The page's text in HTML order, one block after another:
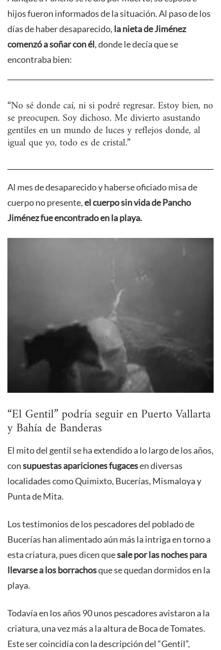
hijos fueron informados de la situación. Al paso de los
días de haber desaparecido, la nieta de Jiménez
comenzó a soñar con él, donde le decía que se
encontraba bien:
“No sé donde caí, ni si podré regresar. Estoy bien, no
se preocupen. Soy dichoso. Me divierto asustando
gentiles en un mundo de luces y reflejos donde, al
igual que yo, todo es de cristal.”
Al mes de desaparecido y haberse oficiado misa de
cuerpo no presente,el cuerpo sin vida de Pancho
Jiménez fue encontrado en la playa.
“El Gentil” podría seguir en Puerto Vallarta
y Bahía de Banderas
El mito del gentil se ha extendido a lo largo de los años,
consupuestas apariciones fugacesen diversas
localidades como Quimixto, Bucerías, Mismaloya y
Punta de Mita.
Los testimonios de los pescadores del poblado de
Bucerías han alimentado aún más la intriga en torno a
esta criatura, pues dicen quesale por las noches para
llevarse a los borrachosque se quedan dormidos en la
playa.
Todavía en los años 90 unos pescadores avistaron a la
criatura, una vez más a la altura de Boca de Tomates.
Este ser coincidía con la descripción del “Gentil”,